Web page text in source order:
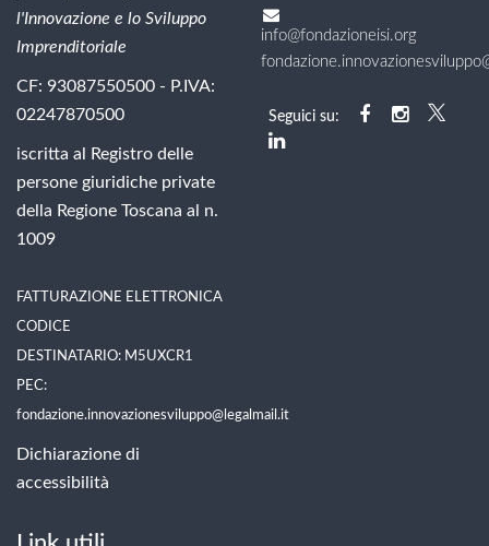
l'Innovazione e lo Sviluppo
Imprenditoriale
CF: 93087550500 - P.IVA:
02247870500
iscritta al Registro delle
persone giuridiche private
della Regione Toscana al n.
1009
FATTURAZIONE ELETTRONICA
CODICE
DESTINATARIO: M5UXCR1
PEC:
fondazione.innovazionesviluppo@legalmail.it
Dichiarazione di
accessibilità
info@fondazioneisi.org
Seguici su: